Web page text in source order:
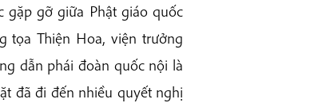
gỡ giữa Phật giáo quốc
tọa Thiện Hoa, viện trưởng
dẫn phái đoàn quốc nội là
đã đi đến nhiều quyết nghị